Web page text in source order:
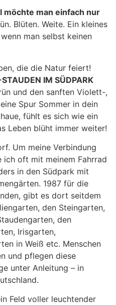
möchte man einfach nur
Blüten. Weite. Ein kleines
man selbst keinen
die die Natur feiert!
IM SÜDPARK
und den sanften Violett-,
Spur Sommer in dein
fühlt es sich wie ein
Leben blüht immer weiter!
Um meine Verbindung
oft mit meinem Fahrrad
in den Südpark mit
1987 für die
gibt es dort seitdem
den Steingarten,
den
Irisgarten,
in Weiß etc. Menschen
und pflegen diese
unter Anleitung – in
Feld voller leuchtender